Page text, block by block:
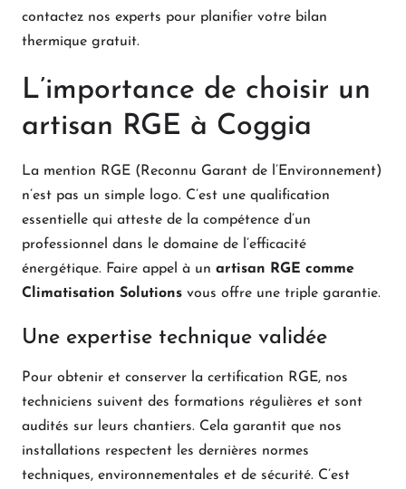
contactez nos experts pour planifier votre bilan
thermique gratuit.
L’importance de choisir un
artisan RGE à Coggia
La mention RGE (Reconnu Garant de l’Environnement)
n’est pas un simple logo. C’est une qualification
essentielle qui atteste de la compétence d’un
professionnel dans le domaine de l’efficacité
énergétique. Faire appel à un artisan RGE comme
Climatisation Solutions vous offre une triple garantie.
Une expertise technique validée
Pour obtenir et conserver la certification RGE, nos
techniciens suivent des formations régulières et sont
audités sur leurs chantiers. Cela garantit que nos
installations respectent les dernières normes
techniques, environnementales et de sécurité. C’est